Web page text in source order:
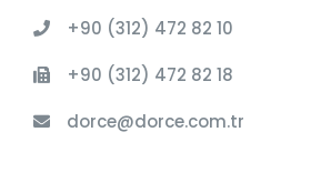
+90 (312) 472 82 10
+90 (312) 472 82 18
dorce@dorce.com.tr